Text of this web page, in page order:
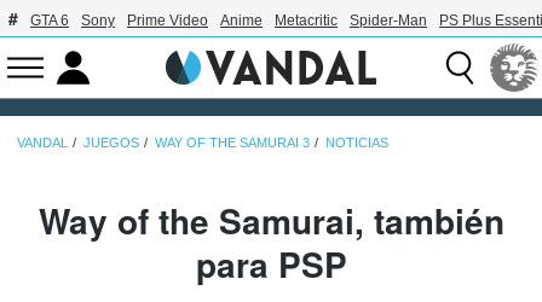
GTA 6 Sony Prime Video Anime Metacritic Spider-Man PS Plus
VANDAL JUEGOS WAY OF THE SAMURAI 3 NOTICIAS
Way of the Samurai, también
para PSP